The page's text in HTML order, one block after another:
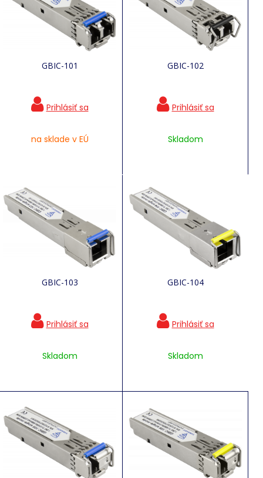
GBIC-101
na sklade v EÚ
GBIC-102
Skladom
GBIC-103
Skladom
GBIC-104
Skladom